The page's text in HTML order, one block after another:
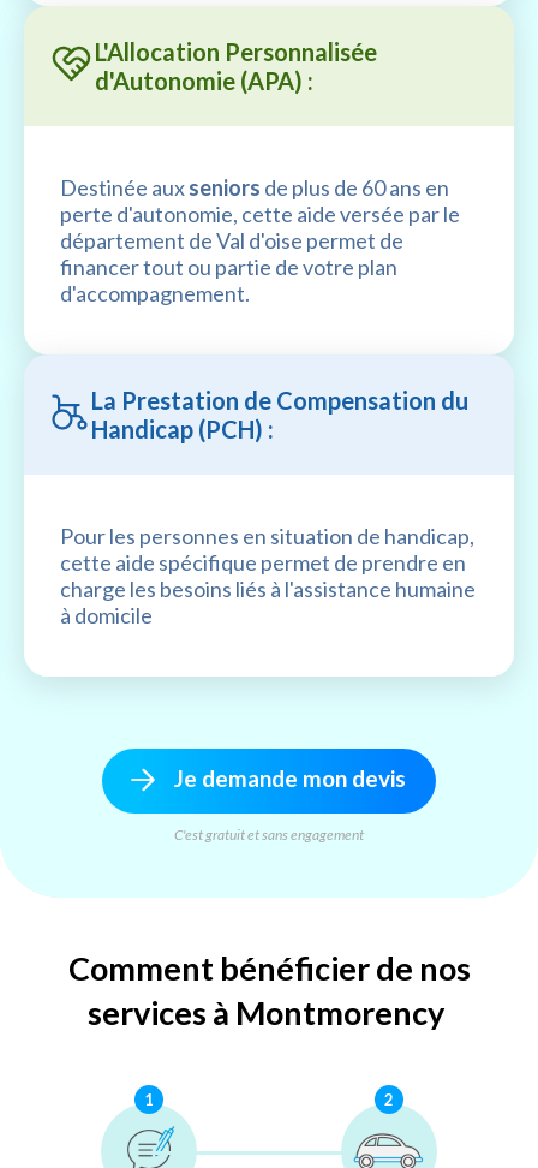
L'Allocation Personnalisée
d'Autonomie (APA) :
Destinée auxseniors de plus de 60 ans en
perte d'autonomie, cette aide versée par le
département de Val d'oise permet de
financer tout ou partie de votre plan
d'accompagnement.
La Prestation de Compensation du
Handicap (PCH) :
Pour les personnes en situation de handicap,
cette aide spécifique permet de prendre en
charge les besoins liés à l'assistance humaine
à domicile
Je demande mon devis
C'est gratuit et sans engagement
Comment bénéficier de nos
services à Montmorency
1 2